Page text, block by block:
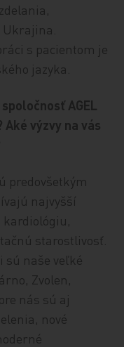
s pacientom je
jazyka.
AGEL
Aké výzvy na vás
predovšetkým
najvyšší
kardiológiu,
starostlivosť.
sú naše veľké
Zvolen,
nás sú aj
nové